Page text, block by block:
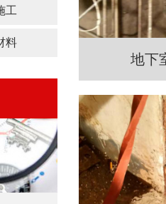
工
料
地下